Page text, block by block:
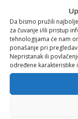
Da bismo pružili
za čuvanje i/ili pristup
tehnologijama će nam
ponašanje pri
Nepristanak ili
određene karakteristike
10,61€